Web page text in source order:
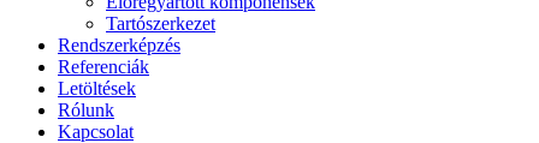
Tartószerkezet
Rendszerképzés
Referenciák
Letöltések
Rólunk
Kapcsolat